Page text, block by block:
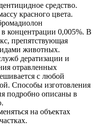
средство.
красного цвета.
в концентрации 0,005%. В
препятствующая
животных.
дератизации и
отравленных
с любой
Способы изготовления
подробно описаны в
на объектах